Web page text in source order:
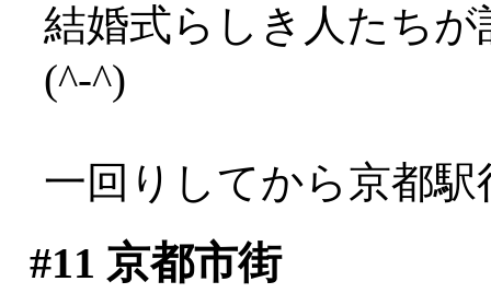
結婚式らしき人たち
(^-^)
一回りしてから京都
#11 京都市街